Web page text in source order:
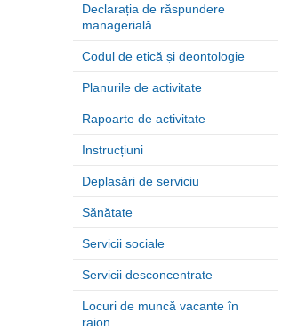
Declarația de răspundere
managerială
Codul de etică și deontologie
Planurile de activitate
Rapoarte de activitate
Instrucțiuni
Deplasări de serviciu
Sănătate
Servicii sociale
Servicii desconcentrate
Locuri de muncă vacante în
raion